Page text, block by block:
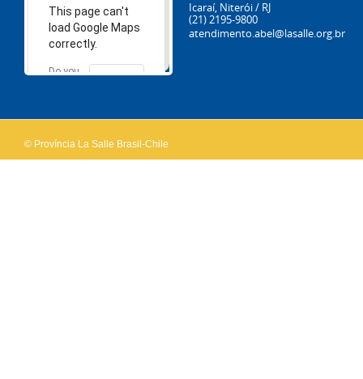
This page can't
load Google Maps
correctly.
Do you
OK
Icaraí, Niterói / RJ
(21) 2195-9800
atendimento.abel@lasalle.org.br
© Província La Salle Brasil-Chile